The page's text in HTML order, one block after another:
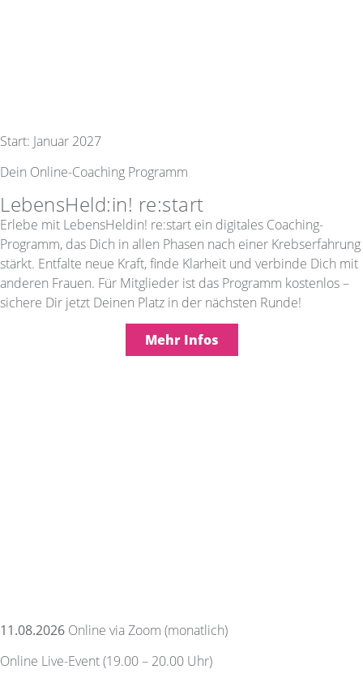
Start: Januar 2027
Dein Online-Coaching Programm
LebensHeld:in! re:start
Erlebe mit LebensHeldin! re:start ein digitales Coaching-
Programm, das Dich in allen Phasen nach einer Krebserfahrung
stärkt. Entfalte neue Kraft, finde Klarheit und verbinde Dich mit
anderen Frauen. Für Mitglieder ist das Programm kostenlos –
sichere Dir jetzt Deinen Platz in der nächsten Runde!
Mehr Infos
11.08.2026 Online via Zoom (monatlich)
Online Live-Event (19.00 – 20.00 Uhr)